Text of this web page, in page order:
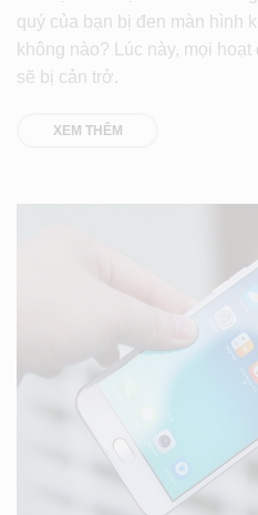
quý của bạn bị đen màn hình
không nào? Lúc này, mọi
sẽ bị cản trở.
XEM THÊM